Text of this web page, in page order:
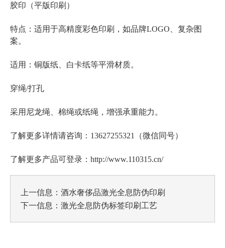
胶印（平版印刷）
特点：适用于高精度彩色印刷，如品牌LOGO、复杂图
案。
适用：铜版纸、白卡纸等平滑材质。
穿绳/打孔
采用尼龙绳、棉绳或纸绳，增强承重能力。
了解更多详情请咨询：13627255321（微信同号）
了解更多产品可登录：http://www.110315.cn/
上一信息： 酒水奢侈品激光全息防伪印刷
下一信息： 激光全息防伪标签印刷工艺